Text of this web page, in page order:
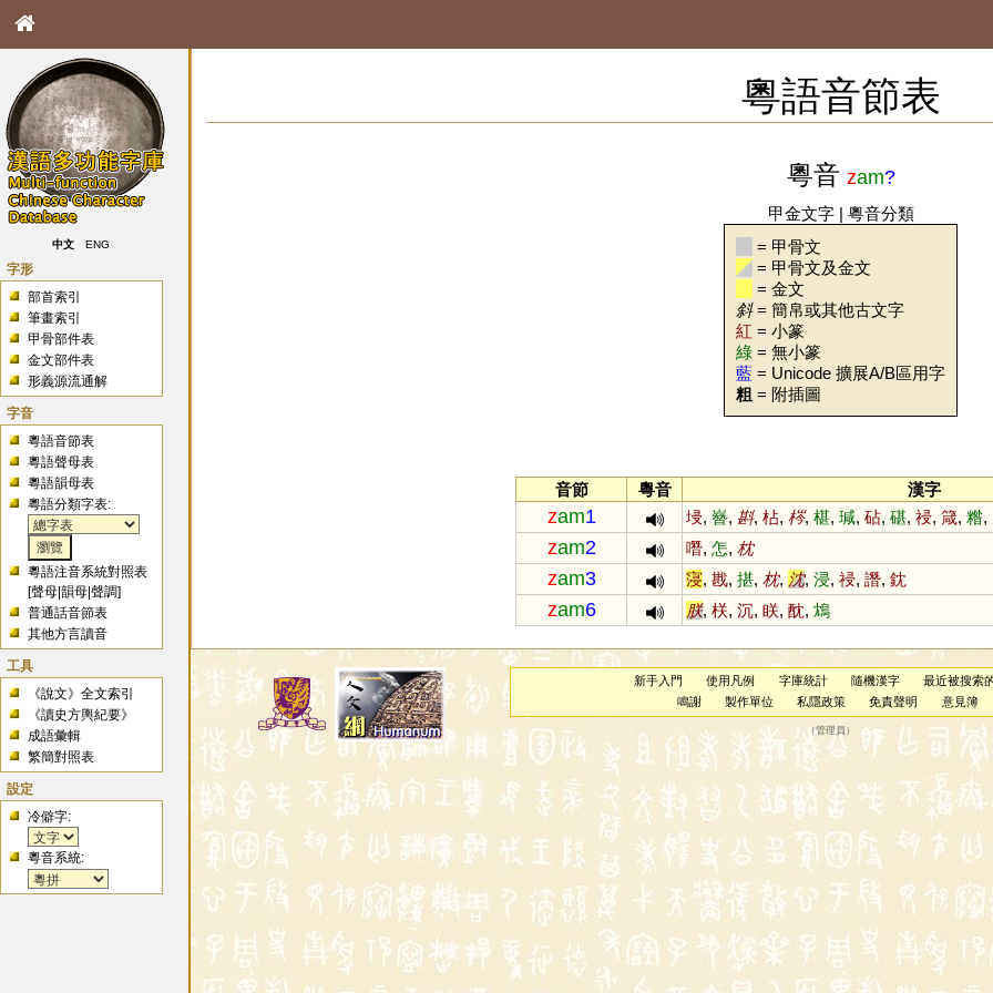
中文 ENG
字形
部首索引
筆畫索引
甲骨部件表
金文部件表
形義源流通解
字音
粵語音節表
粵語聲母表
粵語韻母表
粵語分類字表:
粵語注音系統對照表
[聲母 |韻母 |聲調]
普通話音節表
其他方言讀音
工具
《說文》全文索引
《讀史方輿紀要》
成語彙輯
繁簡對照表
設定
冷僻字:
粵音系統:
粵語音節表
粵音 zam?
甲金文字| 粵音分類
= 甲骨文
= 甲骨文及金文
= 金文
斜= 簡帛或其他古文字
紅 = 小篆
綠 = 無小篆
藍 = Unicode 擴展A/B區用字
粗 = 附插圖
音節 粵音 漢字
zam1 埐, 嶜, 斟, 枮, 梣, 椹, 瑊, 砧, 碪, 祲, 箴, 糌,
zam2 噆, 怎, 枕
zam3 寖, 戡, 揕, 枕, 沈, 浸, 祲, 譖, 鈂
zam6 朕, 栚, 沉, 眹, 酖, 鴆
新手入門 使用凡例 字庫統計 隨機漢字
最近被搜索
鳴謝
製作單位 私隱政策 免責聲明 意見簿
（管理員 ）